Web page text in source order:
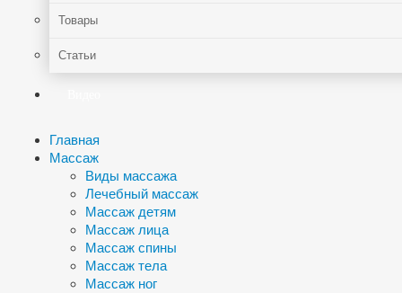
Товары
Статьи
Главная
Массаж
Виды массажа
Лечебный массаж
Массаж детям
Массаж лица
Массаж спины
Массаж тела
Массаж ног